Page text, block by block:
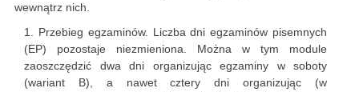
wewnątrz nich.
Przebieg egzaminów. Liczba dni egzaminów pisemnych
(EP) pozostaje niezmieniona. Można w tym module
zaoszczędzić dwa dni organizując egzaminy w soboty
(wariant B), a nawet cztery dni organizując (w